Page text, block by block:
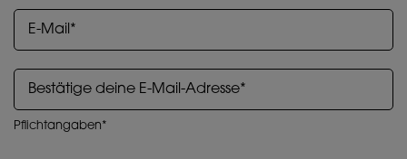
Cookies zur Publikumsmessung :Sie
ermöglichen es uns, Statistiken über die
Anzahl der Besucher unserer Website und